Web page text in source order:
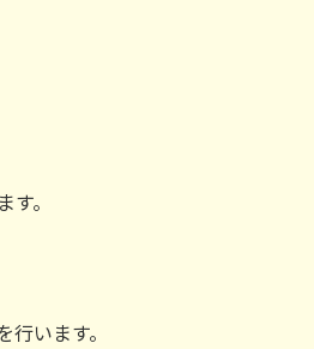
。
います。